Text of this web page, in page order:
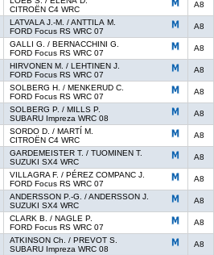
CITROËN C4 WRC
A8
LATVALA J.-M. / ANTTILA M.
FORD Focus RS WRC 07
A8
GALLI G. / BERNACCHINI G.
FORD Focus RS WRC 07
A8
HIRVONEN M. / LEHTINEN J.
FORD Focus RS WRC 07
A8
SOLBERG H. / MENKERUD C.
FORD Focus RS WRC 07
A8
SOLBERG P. / MILLS P.
SUBARU Impreza WRC 08
A8
SORDO D. / MARTÍ M.
CITROËN C4 WRC
A8
GARDEMEISTER T. / TUOMINEN T.
SUZUKI SX4 WRC
A8
VILLAGRA F. / PÉREZ COMPANC J.
FORD Focus RS WRC 07
A8
ANDERSSON P.-G. / ANDERSSON J.
SUZUKI SX4 WRC
A8
CLARK B. / NAGLE P.
FORD Focus RS WRC 07
A8
ATKINSON Ch. / PREVOT S.
SUBARU Impreza WRC 08
A8